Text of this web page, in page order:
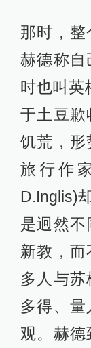
那时，整
赫德称自
时也叫英
于土豆歉
饥荒，形
旅行作
D.Inglis)
是迥然不
新教，
多人与
多得、
观。赫德